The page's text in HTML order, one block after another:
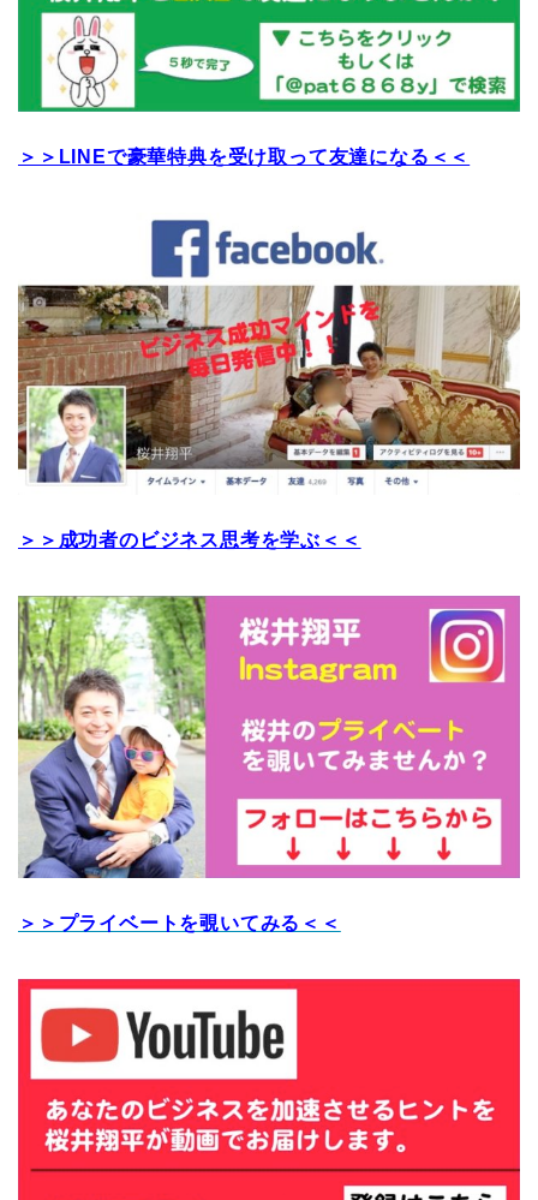
＞＞LINEで豪華特典を受け取って友達になる＜＜
＞＞成功者のビジネス思考を学ぶ＜＜
＞＞プライベートを覗いてみる＜＜